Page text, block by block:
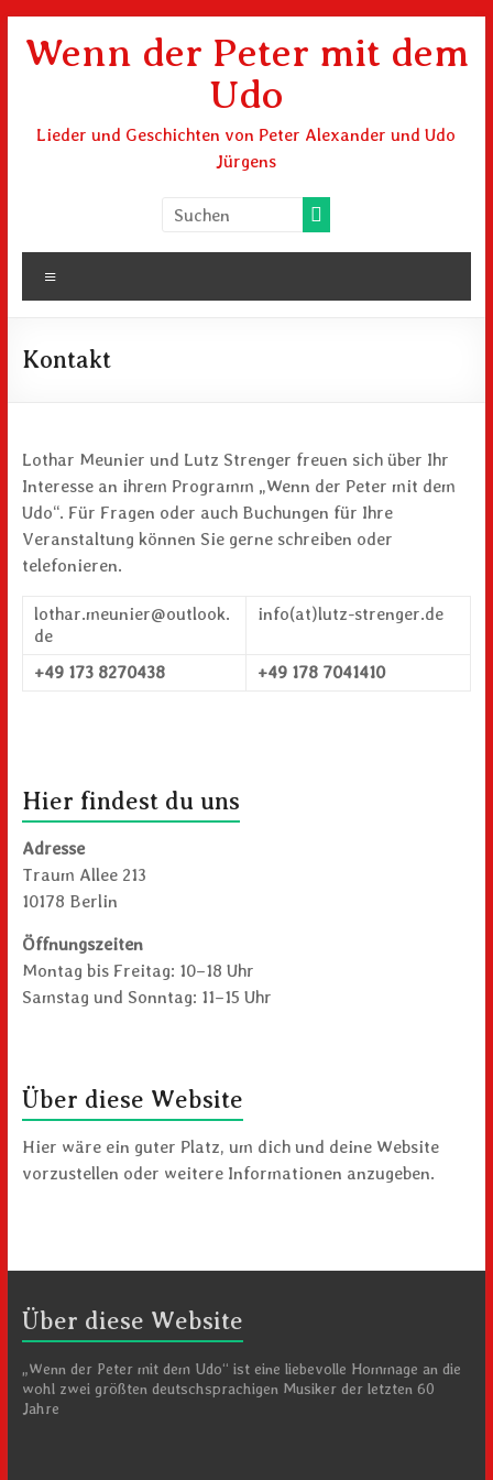
Inhalt
springen
Wenn der Peter mit dem
Udo
Lieder und Geschichten von Peter Alexander und Udo
Jürgens
Kontakt
Lothar Meunier und Lutz Strenger freuen sich über Ihr
Interesse an ihrem Programm „Wenn der Peter mit dem
Udo“. Für Fragen oder auch Buchungen für Ihre
Veranstaltung können Sie gerne schreiben oder
telefonieren.
lothar.meunier@outlook.
de
info(at)lutz-strenger.de
+49 173 8270438 +49 178 7041410
Hier findest du uns
Adresse
Traum Allee 213
10178 Berlin
Öffnungszeiten
Montag bis Freitag: 10–18 Uhr
Samstag und Sonntag: 11–15 Uhr
Über diese Website
Hier wäre ein guter Platz, um dich und deine Website
vorzustellen oder weitere Informationen anzugeben.
Über diese Website
„Wenn der Peter mit dem Udo“ ist eine liebevolle Hommage an die
wohl zwei größten deutschsprachigen Musiker der letzten 60
Jahre